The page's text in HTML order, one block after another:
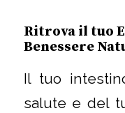
Ritrova il tuo
Benessere
Il tuo
salute e del